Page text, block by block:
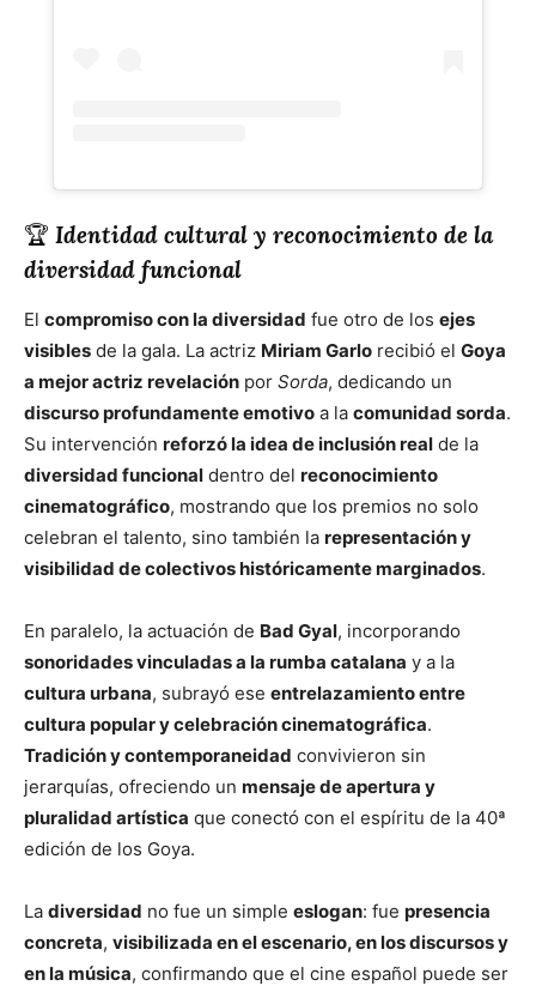
🏆 Identidad cultural y reconocimiento de la
diversidad funcional
El compromiso con la diversidad fue otro de los ejes
visibles de la gala. La actriz Miriam Garlo recibió el Goya
a mejor actriz revelación por Sorda, dedicando un
discurso profundamente emotivo a la comunidad sorda.
Su intervención reforzó la idea de inclusión real de la
diversidad funcional dentro del reconocimiento
cinematográfico, mostrando que los premios no solo
celebran el talento, sino también la representación y
visibilidad de colectivos históricamente marginados.
En paralelo, la actuación de Bad Gyal, incorporando
sonoridades vinculadas a la rumba catalana y a la
cultura urbana, subrayó ese entrelazamiento entre
cultura popular y celebración cinematográfica.
Tradición y contemporaneidad convivieron sin
jerarquías, ofreciendo un mensaje de apertura y
pluralidad artística que conectó con el espíritu de la 40ª
edición de los Goya.
La diversidad no fue un simple eslogan: fue presencia
concreta, visibilizada en el escenario, en los discursos y
en la música, confirmando que el cine español puede ser